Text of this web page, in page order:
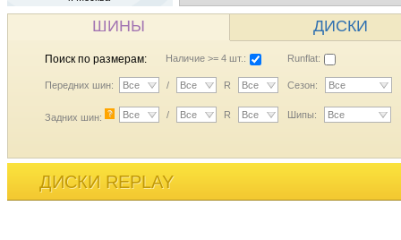
ШИНЫ ДИСКИ
Поиск по размерам: Наличие >= 4 шт.: Runflat:
Передних шин: Все / Все R Все Сезон: Все
Задних шин: ? Все / Все R Все Шипы: Все
ДИСКИ REPLAY